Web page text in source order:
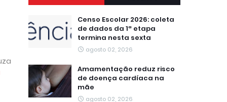
Censo Escolar 2026: coleta
de dados da 1ª etapa
termina nesta sexta
agosto 02, 2026
Amamentação reduz risco
de doença cardíaca na
mãe
agosto 02, 2026